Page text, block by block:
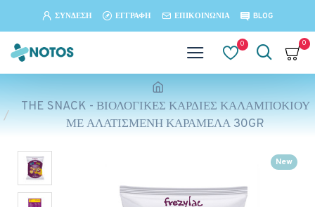
ΣΎΝΔΕΣΗ ΕΓΓΡΑΦΉ ΕΠΙΚΟΙΝΩΝΊΑ BLOG
0 0
THE SNACK - ΒΙΟΛΟΓΙΚΕΣ ΚΑΡΔΙΕΣ ΚΑΛΑΜΠΟΚΙΟΥ
ΜΕ ΑΛΑΤΙΣΜΕΝΗ ΚΑΡΑΜΕΛΑ 30GR
New